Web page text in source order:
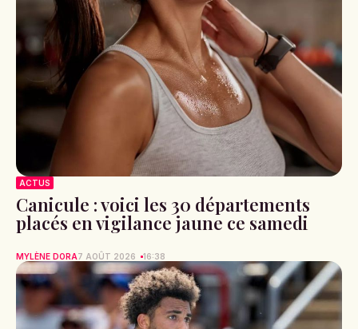
ACTUS
Canicule : voici les 30 départements
placés en vigilance jaune ce samedi
MYLÈNE DORA7 AOÛT 2026 16:38